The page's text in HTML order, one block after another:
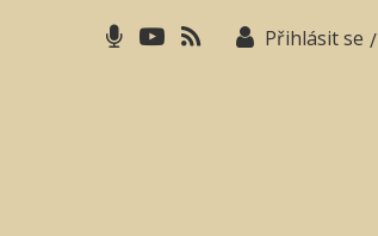
Přihlásit se /